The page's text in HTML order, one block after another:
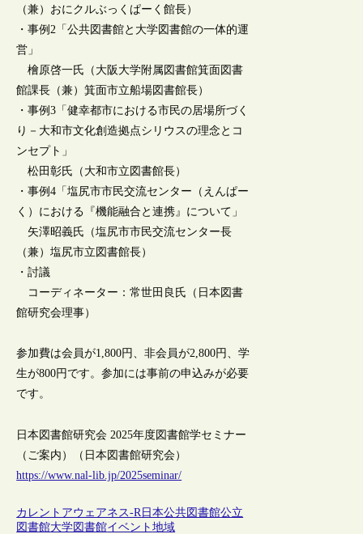
（兼）おにクルぶっくぱーく館長）
・事例2「公共図書館と大学図書館の一体的運
営」
檜原啓一氏（大阪大学附属図書館箕面図書
館課長（兼）箕面市立船場図書館長）
・事例3「健幸都市における市民の居場所づく
り－大和市文化創造拠点シリウスの理念とコ
ンセプト」
松田彰氏（大和市立図書館長）
・事例4「塩尻市市民交流センター（えんぱー
く）における『機能融合と連携』について」
矢澤昭義氏（塩尻市市民交流センター長
（兼）塩尻市立図書館長）
・討議
コーディネーター：常世田良氏（日本図書
館研究会理事）
参加費は会員が1,800円、非会員が2,800円、学
生が800円です。参加には事前の申込みが必要
です。
日本図書館研究会 2025年度図書館学セミナー
（ご案内）（日本図書館研究会）
https://www.nal-lib.jp/2025seminar/
カレントアウェアネス-R 日本公共図書館公立
図書館大学図書館イベント地域